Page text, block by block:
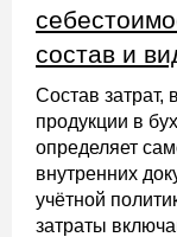
состав и
Состав затрат,
продукции в
определяет
внутренних
учётной
затраты